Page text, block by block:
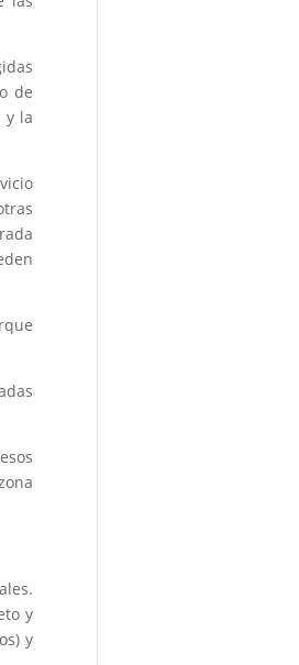
de
y la
y
y